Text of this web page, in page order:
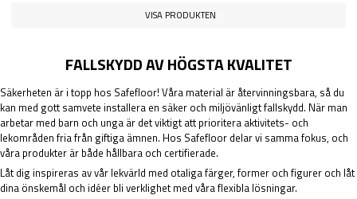
VISA PRODUKTEN
FALLSKYDD AV HÖGSTA KVALITET
Säkerheten är i topp hos Safefloor! Våra material är återvinningsbara, så du
kan med gott samvete installera en säker och miljövänligt fallskydd. När man
arbetar med barn och unga är det viktigt att prioritera aktivitets- och
lekområden fria från giftiga ämnen. Hos Safefloor delar vi samma fokus, och
våra produkter är både hållbara och certifierade.
Låt dig inspireras av vår lekvärld med otaliga färger, former och figurer och låt
dina önskemål och idéer bli verklighet med våra flexibla lösningar.